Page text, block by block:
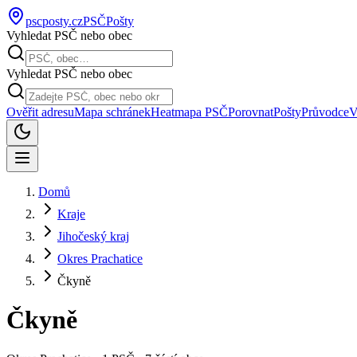
pscposty.czPSČPošty
Vyhledat PSČ nebo obec
Vyhledat PSČ nebo obec
Ověřit adresuMapa schránekHeatmapa PSČPorovnatPoštyPrůvodce
Domů
Kraje
Jihočeský kraj
Okres Prachatice
Čkyně
Čkyně